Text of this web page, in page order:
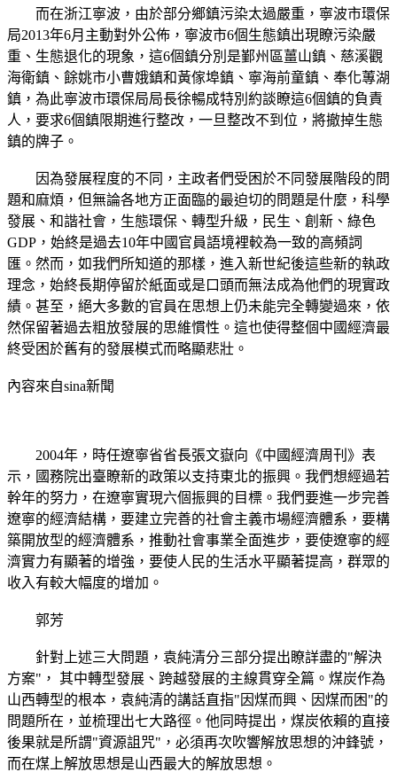
而在浙江寧波，由於部分鄉鎮污染太過嚴重，寧波市環保
局2013年6月主動對外公佈，寧波市6個生態鎮出現瞭污染嚴
重、生態退化的現象，這6個鎮分別是鄞州區薑山鎮、慈溪觀
海衛鎮、餘姚市小曹娥鎮和黃傢埠鎮、寧海前童鎮、奉化蓴湖
鎮，為此寧波市環保局局長徐暢成特別約談瞭這6個鎮的負責
人，要求6個鎮限期進行整改，一旦整改不到位，將撤掉生態
鎮的牌子。
因為發展程度的不同，主政者們受困於不同發展階段的問
題和麻煩，但無論各地方正面臨的最迫切的問題是什麼，科學
發展、和諧社會，生態環保、轉型升級，民生、創新、綠色
GDP，始終是過去10年中國官員語境裡較為一致的高頻詞
匯。然而，如我們所知道的那樣，進入新世紀後這些新的執政
理念，始終長期停留於紙面或是口頭而無法成為他們的現實政
績。甚至，絕大多數的官員在思想上仍未能完全轉變過來，依
然保留著過去粗放發展的思維慣性。這也使得整個中國經濟最
終受困於舊有的發展模式而略顯悲壯。
內容來自sina新聞
2004年，時任遼寧省省長張文嶽向《中國經濟周刊》表
示，國務院出臺瞭新的政策以支持東北的振興。我們想經過若
幹年的努力，在遼寧實現六個振興的目標。我們要進一步完善
遼寧的經濟結構，要建立完善的社會主義市場經濟體系，要構
築開放型的經濟體系，推動社會事業全面進步，要使遼寧的經
濟實力有顯著的增強，要使人民的生活水平顯著提高，群眾的
收入有較大幅度的增加。
郭芳
針對上述三大問題，袁純清分三部分提出瞭詳盡的"解決
方案"， 其中轉型發展、跨越發展的主線貫穿全篇。煤炭作為
山西轉型的根本，袁純清的講話直指"因煤而興、因煤而困"的
問題所在，並梳理出七大路徑。他同時提出，煤炭依賴的直接
後果就是所謂"資源詛咒"，必須再次吹響解放思想的沖鋒號，
而在煤上解放思想是山西最大的解放思想。